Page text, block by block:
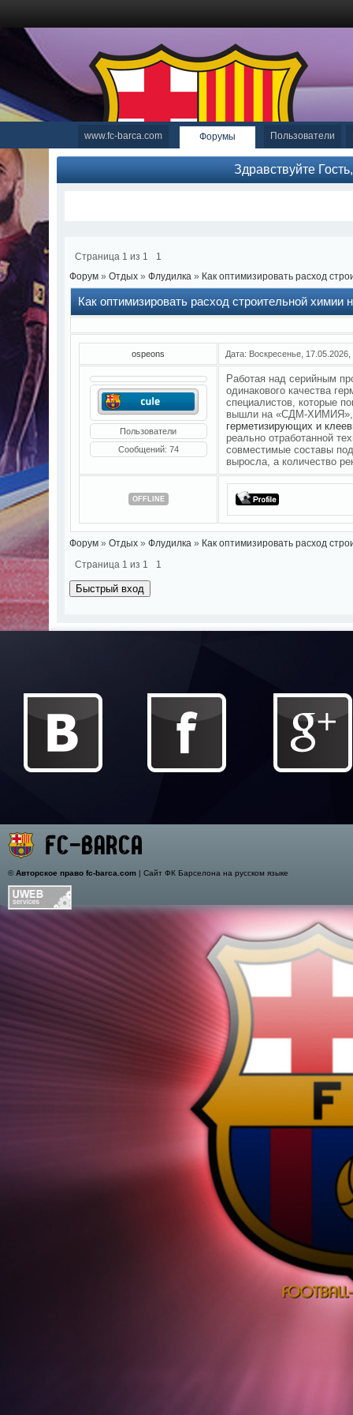
www.fc-barca.com Форумы Пользователи
Здравствуйте
Страница 1 из 1
1
Форум » Отдых » Флудилка » Как оптимизировать расход
Как оптимизировать расход строительной химии
ospeons Дата: Воскресенье,
Пользователи
Сообщений: 74
Работая над серийным
одинакового качества
специалистов, которые
вышли на «СДМ-ХИМИЯ»,
герметизирующих и
реально отработанной
совместимые составы
выросла, а количество
OFFLINE
Форум » Отдых » Флудилка » Как оптимизировать расход
Страница 1 из 1 1
©Авторское право fc-barca.com| Сайт ФК Барселона на русском языке